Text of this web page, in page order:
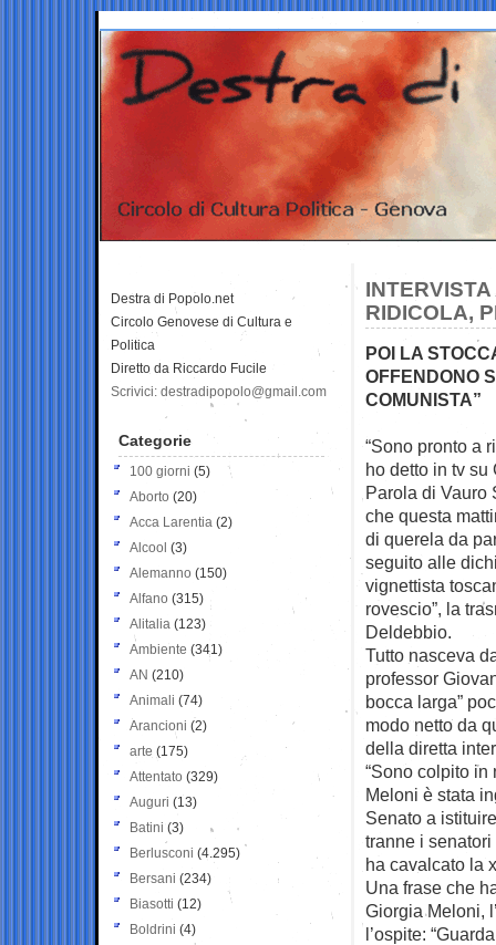
RIDICOLA,
POI LA
OFFENDONO
COMUNISTA”
“Sono pronto a
ho detto in tv
Parola di Vauro
che questa
di querela da
seguito alle
vignettista
rovescio”, la
Deldebbio.
Tutto nasceva
professor
bocca larga”
modo netto da
della diretta
“Sono colpito
Meloni è stata
Senato a
tranne i
ha cavalcato la
Una frase che
Giorgia Meloni,
l’ospite:
Destra di Popolo.net
Circolo Genovese di Cultura e
Politica
Diretto da Riccardo Fucile
Scrivici: destradipopolo@gmail.com
Categorie
100 giorni (5)
Aborto (20)
Acca Larentia (2)
Alcool (3)
Alemanno (150)
Alfano (315)
Alitalia (123)
Ambiente (341)
AN (210)
Animali (74)
Arancioni (2)
arte (175)
Attentato (329)
Auguri (13)
Batini (3)
Berlusconi (4.295)
Bersani (234)
Biasotti (12)
Boldrini (4)